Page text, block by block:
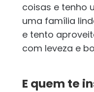
coisas e tenho
uma família
e tento
com leveza e
E quem te